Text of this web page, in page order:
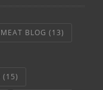
MEAT BLOG (13)
(15)